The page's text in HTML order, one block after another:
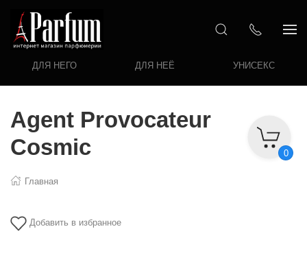
ДЛЯ НЕГО ДЛЯ НЕЁ УНИСЕКС
0
Agent Provocateur
Cosmic
Главная
Добавить в избранное